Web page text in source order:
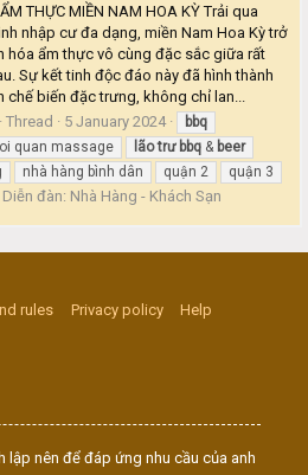
THỰC MIỀN NAM HOA KỲ Trải qua
nhập cư đa dạng, miền Nam Hoa Kỳ trở
hóa ẩm thực vô cùng đặc sắc giữa rất
Sự kết tinh độc đáo này đã hình thành
biến đặc trưng, không chỉ lan...
Thread 5 January 2024
bbq
quan massage lão trư bbq & beer
nhà hàng bình dân quận 2
quận 3
Diễn đàn: Nhà Hàng - Khách Sạn
rules Privacy policy
Help
lập nên để đáp ứng nhu cầu của anh